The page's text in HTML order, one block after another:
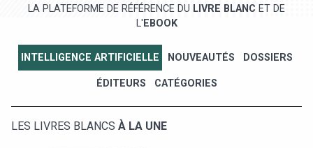
LA PLATEFORME DE RÉFÉRENCE DU LIVRE BLANC ET DE
L' EBOOK
INTELLIGENCE ARTIFICIELLE NOUVEAUTÉS DOSSIERS
ÉDITEURS CATÉGORIES
LES LIVRES BLANCS À LA UNE